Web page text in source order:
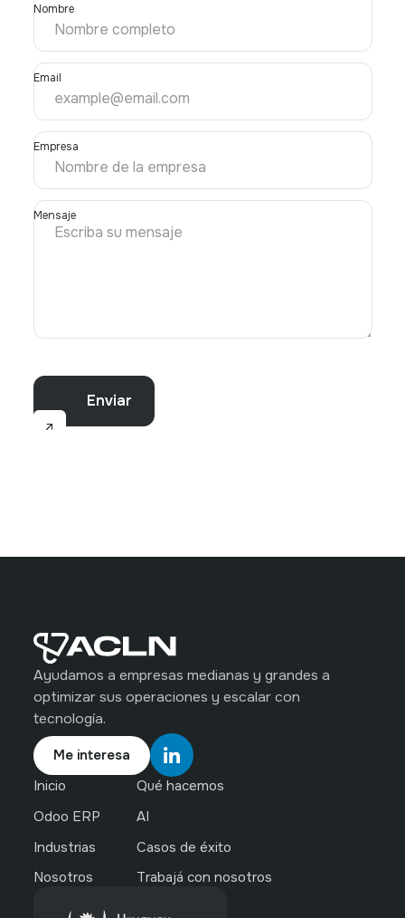
Nombre
Email
Empresa
Mensaje
Ayudamos a empresas medianas y grandes a
optimizar sus operaciones y escalar con
tecnología.
Me interesa
Inicio
Qué hacemos
Odoo ERP
AI
Industrias
Casos de éxito
Nosotros
Trabajá con nosotros